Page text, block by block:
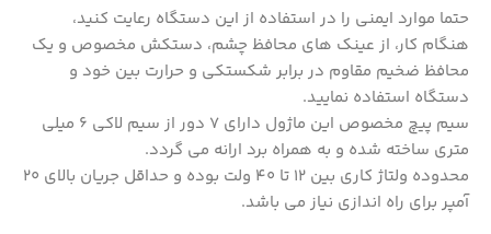
حتما موارد ایمنی را در استفاده از این دستگاه رعایت کنید،
هنگام کار، از عینک های محافظ چشم، دستکش مخصوص و یک
محافظ ضخیم مقاوم در برابر شکستکی و حرارت بین خود و
دستگاه استفاده نمایید.
سیم پیچ مخصوص این ماژول دارای 7 دور از سیم لاکی 6 میلی
متری ساخته شده و به همراه برد ارانه می گردد.
محدوده ولتاژ کاری بین 12 تا 40 ولت بوده و حداقل جریان بالای 20
آمپر برای راه اندازی نیاز می باشد.